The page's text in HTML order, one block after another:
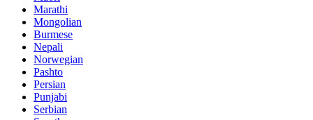
Marathi
Mongolian
Burmese
Nepali
Norwegian
Pashto
Persian
Punjabi
Serbian